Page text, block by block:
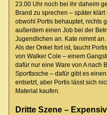
23.00 Uhr noch bei ihr daheim
Brand zu sprechen – später
obwohl Portis behauptet, nichts
außerdem einen Job bei der
Jugendlichen an. Kate nimmt an.
Als der Onkel fort ist, taucht
von Walker Cole – einem
dafür nur eine Ware von A nach
Sporttasche – dafür gibt es
entsetzt, aber Portis lässt sich
Material kaufen.
Dritte Szene –